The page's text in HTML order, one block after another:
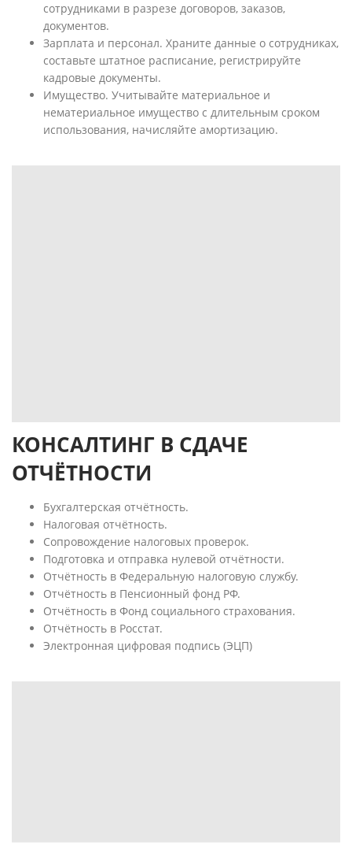
сотрудниками в разрезе договоров, заказов,
документов.
Зарплата и персонал. Храните данные о сотрудниках,
составьте штатное расписание, регистрируйте
кадровые документы.
Имущество. Учитывайте материальное и
нематериальное имущество с длительным сроком
использования, начисляйте амортизацию.
КОНСАЛТИНГ В СДАЧЕ
ОТЧЁТНОСТИ
Бухгалтерская отчётность.
Налоговая отчётность.
Сопровождение налоговых проверок.
Подготовка и отправка нулевой отчётности.
Отчётность в Федеральную налоговую службу.
Отчётность в Пенсионный фонд РФ.
Отчётность в Фонд социального страхования.
Отчётность в Росстат.
Электронная цифровая подпись (ЭЦП)